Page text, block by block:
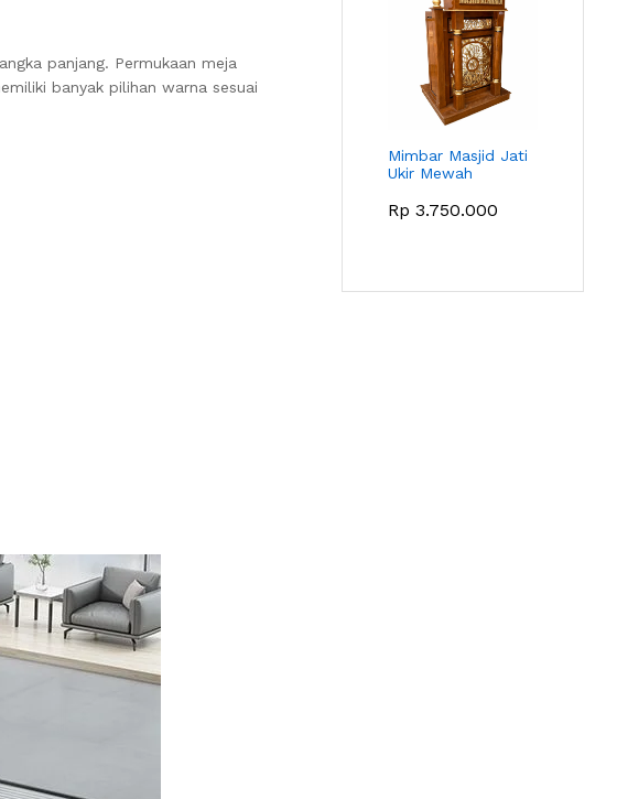
panjang. Permukaan meja
banyak pilihan warna sesuai
Mimbar Masjid Jati
Ukir Mewah
Rp 3.750.000